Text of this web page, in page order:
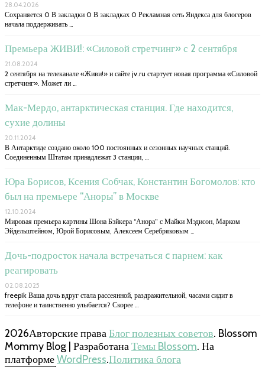
28.04.2026
Сохраняется 0 В закладки 0 В закладках 0 Рекламная сеть Яндекса для блогеров
начала поддерживать …
Премьера ЖИВИ!: «Силовой стретчинг» с 2 сентября
21.08.2024
2 сентября на телеканале «Живи!» и сайте jv.ru стартует новая программа «Силовой
стретчинг». Может ли …
Мак-Мердо, антарктическая станция. Где находится,
сухие долины
20.11.2024
В Антарктиде создано около 100 постоянных и сезонных научных станций.
Соединенным Штатам принадлежат 3 станции, …
Юра Борисов, Ксения Собчак, Константин Богомолов: кто
был на премьере “Аноры” в Москве
12.10.2024
Мировая премьера картины Шона Бэйкера “Анора” с Майки Мэдисон, Марком
Эйдельштейном, Юрой Борисовым, Алексеем Серебряковым …
Дочь-подросток начала встречаться c парнем: как
реагировать
02.08.2025
freepik Ваша дочь вдруг стала рассеянной, раздражительной, часами сидит в
телефоне и таинственно улыбается? Скорее …
2026Авторские праваБлог полезных советов. Blossom
Mommy Blog | РазработанаТемы Blossom. На
платформеWordPress.Политика блога